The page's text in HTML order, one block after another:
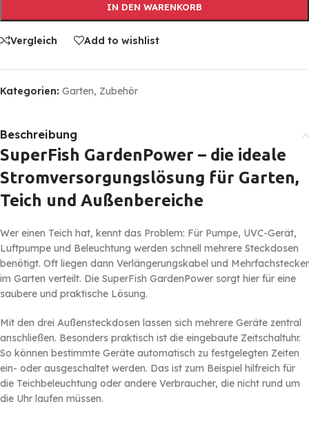
IN DEN WARENKORB
Vergleich Add to wishlist
Kategorien: Garten, Zubehör
Beschreibung
SuperFish GardenPower – die ideale
Stromversorgungslösung für Garten,
Teich und Außenbereiche
Wer einen Teich hat, kennt das Problem: Für Pumpe, UVC-Gerät,
Luftpumpe und Beleuchtung werden schnell mehrere Steckdosen
benötigt. Oft liegen dann Verlängerungskabel und Mehrfachstecker
im Garten verteilt. Die SuperFish GardenPower sorgt hier für eine
saubere und praktische Lösung.
Mit den drei Außensteckdosen lassen sich mehrere Geräte zentral
anschließen. Besonders praktisch ist die eingebaute Zeitschaltuhr.
So können bestimmte Geräte automatisch zu festgelegten Zeiten
ein- oder ausgeschaltet werden. Das ist zum Beispiel hilfreich für
die Teichbeleuchtung oder andere Verbraucher, die nicht rund um
die Uhr laufen müssen.